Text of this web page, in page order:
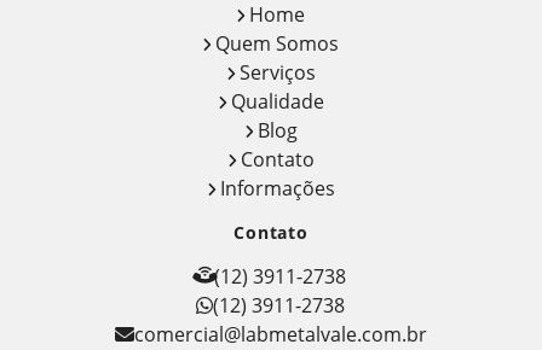
Home
Quem Somos
Serviços
Qualidade
Blog
Contato
Informações
Contato
(12) 3911-2738
(12) 3911-2738
comercial@labmetalvale.com.br